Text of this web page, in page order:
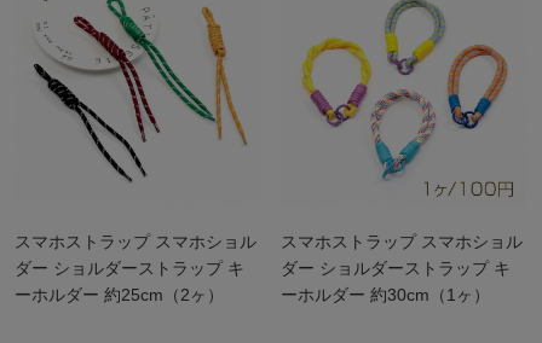
スマホストラップ スマホショル
ダー ショルダーストラップ キ
ーホルダー 約25cm（2ヶ）
スマホストラップ スマホショル
ダー ショルダーストラップ キ
ーホルダー 約30cm（1ヶ）